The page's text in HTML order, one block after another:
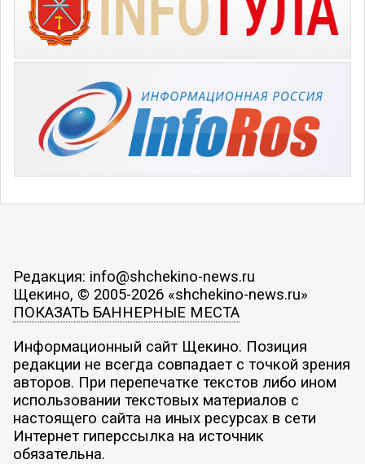
Редакция: info@shchekino-news.ru
Щекино, © 2005-2026 «shchekino-news.ru»
ПОКАЗАТЬ БАННЕРНЫЕ МЕСТА
Информационный сайт Щекино. Позиция
редакции не всегда совпадает с точкой зрения
авторов. При перепечатке текстов либо ином
использовании текстовых материалов с
настоящего сайта на иных ресурсах в сети
Интернет гиперссылка на источник
обязательна.